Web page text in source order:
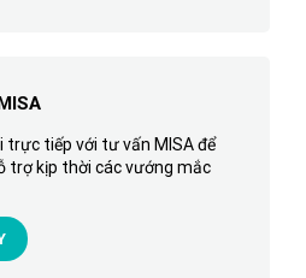
trực tiếp với tư vấn MISA để
trợ kịp thời các vướng mắc